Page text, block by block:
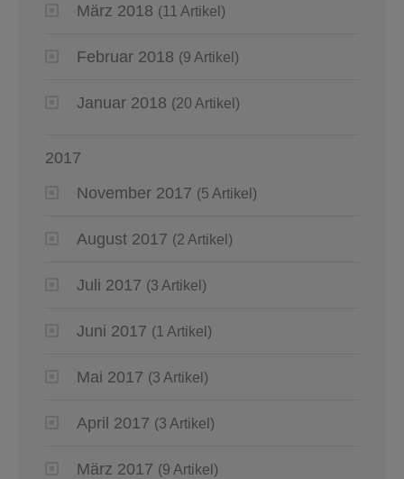
März 2018 (11 Artikel)
Februar 2018 (9 Artikel)
Januar 2018 (20 Artikel)
2017
November 2017 (5 Artikel)
August 2017 (2 Artikel)
Juli 2017 (3 Artikel)
Juni 2017 (1 Artikel)
Mai 2017 (3 Artikel)
April 2017 (3 Artikel)
März 2017 (9 Artikel)